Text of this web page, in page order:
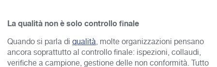
La qualità non è solo controllo finale
Quando si parla di qualità, molte organizzazioni pensano
ancora soprattutto al controllo finale: ispezioni, collaudi,
verifiche a campione, gestione delle non conformità. Tutto